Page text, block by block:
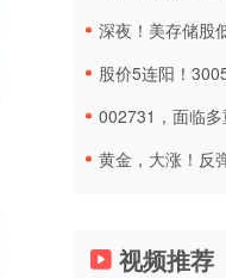
深夜！美存储股
股价5连阳！
002731，面临多
黄金，大涨！反
视频推荐